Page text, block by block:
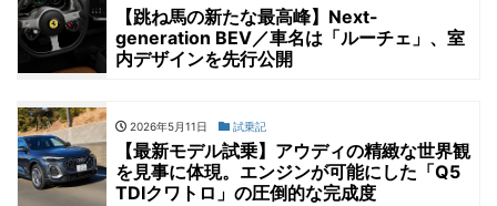
【跳ね馬の新たな最高峰】Next-
generation BEV／車名は「ルーチェ」、室
内デザインを先行公開
2026年5月11日 試乗記
【最新モデル試乗】アウディの精緻な世界観
を見事に体現。エンジンが可能にした「Q5
TDIクワトロ」の圧倒的な完成度